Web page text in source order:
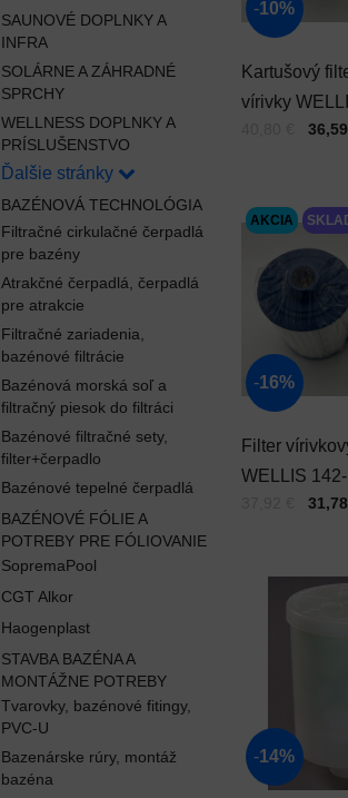
Kartušový
vírivky
177 jemný
Cena s DPH
Pred zľavou:
10%
Filter
WELLIS
jemný závit
Cena s DPH
Pred zľavou:
AKCIA
16%
14%
SAUNOVÉ DOPLNKY A
INFRA
SOLÁRNE A ZÁHRADNÉ
SPRCHY
WELLNESS DOPLNKY A
PRÍSLUŠENSTVO
Ďalšie stránky
BAZÉNOVÁ TECHNOLÓGIA
Filtračné cirkulačné čerpadlá
pre bazény
Atrakčné čerpadlá, čerpadlá
pre atrakcie
Filtračné zariadenia,
bazénové filtrácie
Bazénová morská soľ a
filtračný piesok do filtráci
Bazénové filtračné sety,
filter+čerpadlo
Bazénové tepelné čerpadlá
BAZÉNOVÉ FÓLIE A
POTREBY PRE FÓLIOVANIE
SopremaPool
CGT Alkor
Haogenplast
STAVBA BAZÉNA A
MONTÁŽNE POTREBY
Tvarovky, bazénové fitingy,
PVC-U
Bazenárske rúry, montáž
bazéna